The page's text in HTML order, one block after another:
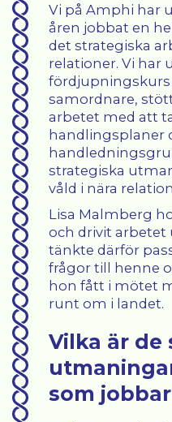
Vi på Amphi har
åren jobbat en
det strategiska
relationer. Vi har
samordnare,
arbetet med att
handlingsplaner
strategiska
våld i nära
Lisa Malmberg
och drivit arbetet
tänkte därför
frågor till henne
hon fått i mötet
runt om i landet.
Vilka är de
som